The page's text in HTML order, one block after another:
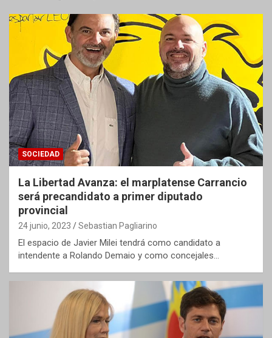
SOCIEDAD
La Libertad Avanza: el marplatense Carrancio
será precandidato a primer diputado
provincial
24 junio, 2023 Sebastian Pagliarino
El espacio de Javier Milei tendrá como candidato a
intendente a Rolando Demaio y como concejales…